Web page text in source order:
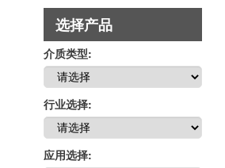
选择产品
介质类型:
行业选择:
应用选择: